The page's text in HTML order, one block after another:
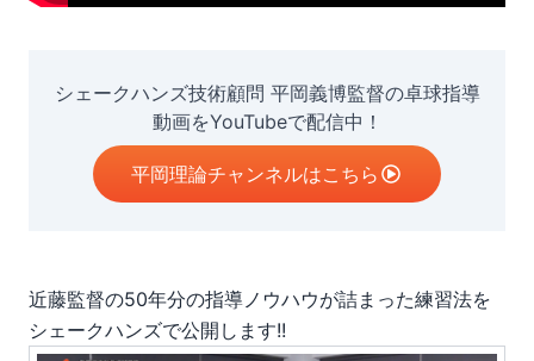
シェークハンズ技術顧問 平岡義博監督の卓球指導
動画をYouTubeで配信中！
平岡理論チャンネルはこちら
近藤監督の50年分の指導ノウハウが詰まった練習法を
シェークハンズで公開します!!